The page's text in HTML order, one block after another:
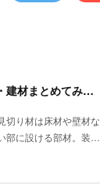
勝手に比較！住宅の設備・建材まとめてみました！～見切り材編
切り材は床材や壁材な
部に設ける部材。装…